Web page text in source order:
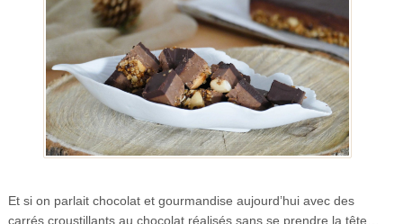
Et si on parlait chocolat et gourmandise aujourd’hui avec des
carrés croustillants au chocolat réalisés sans se prendre la tête…